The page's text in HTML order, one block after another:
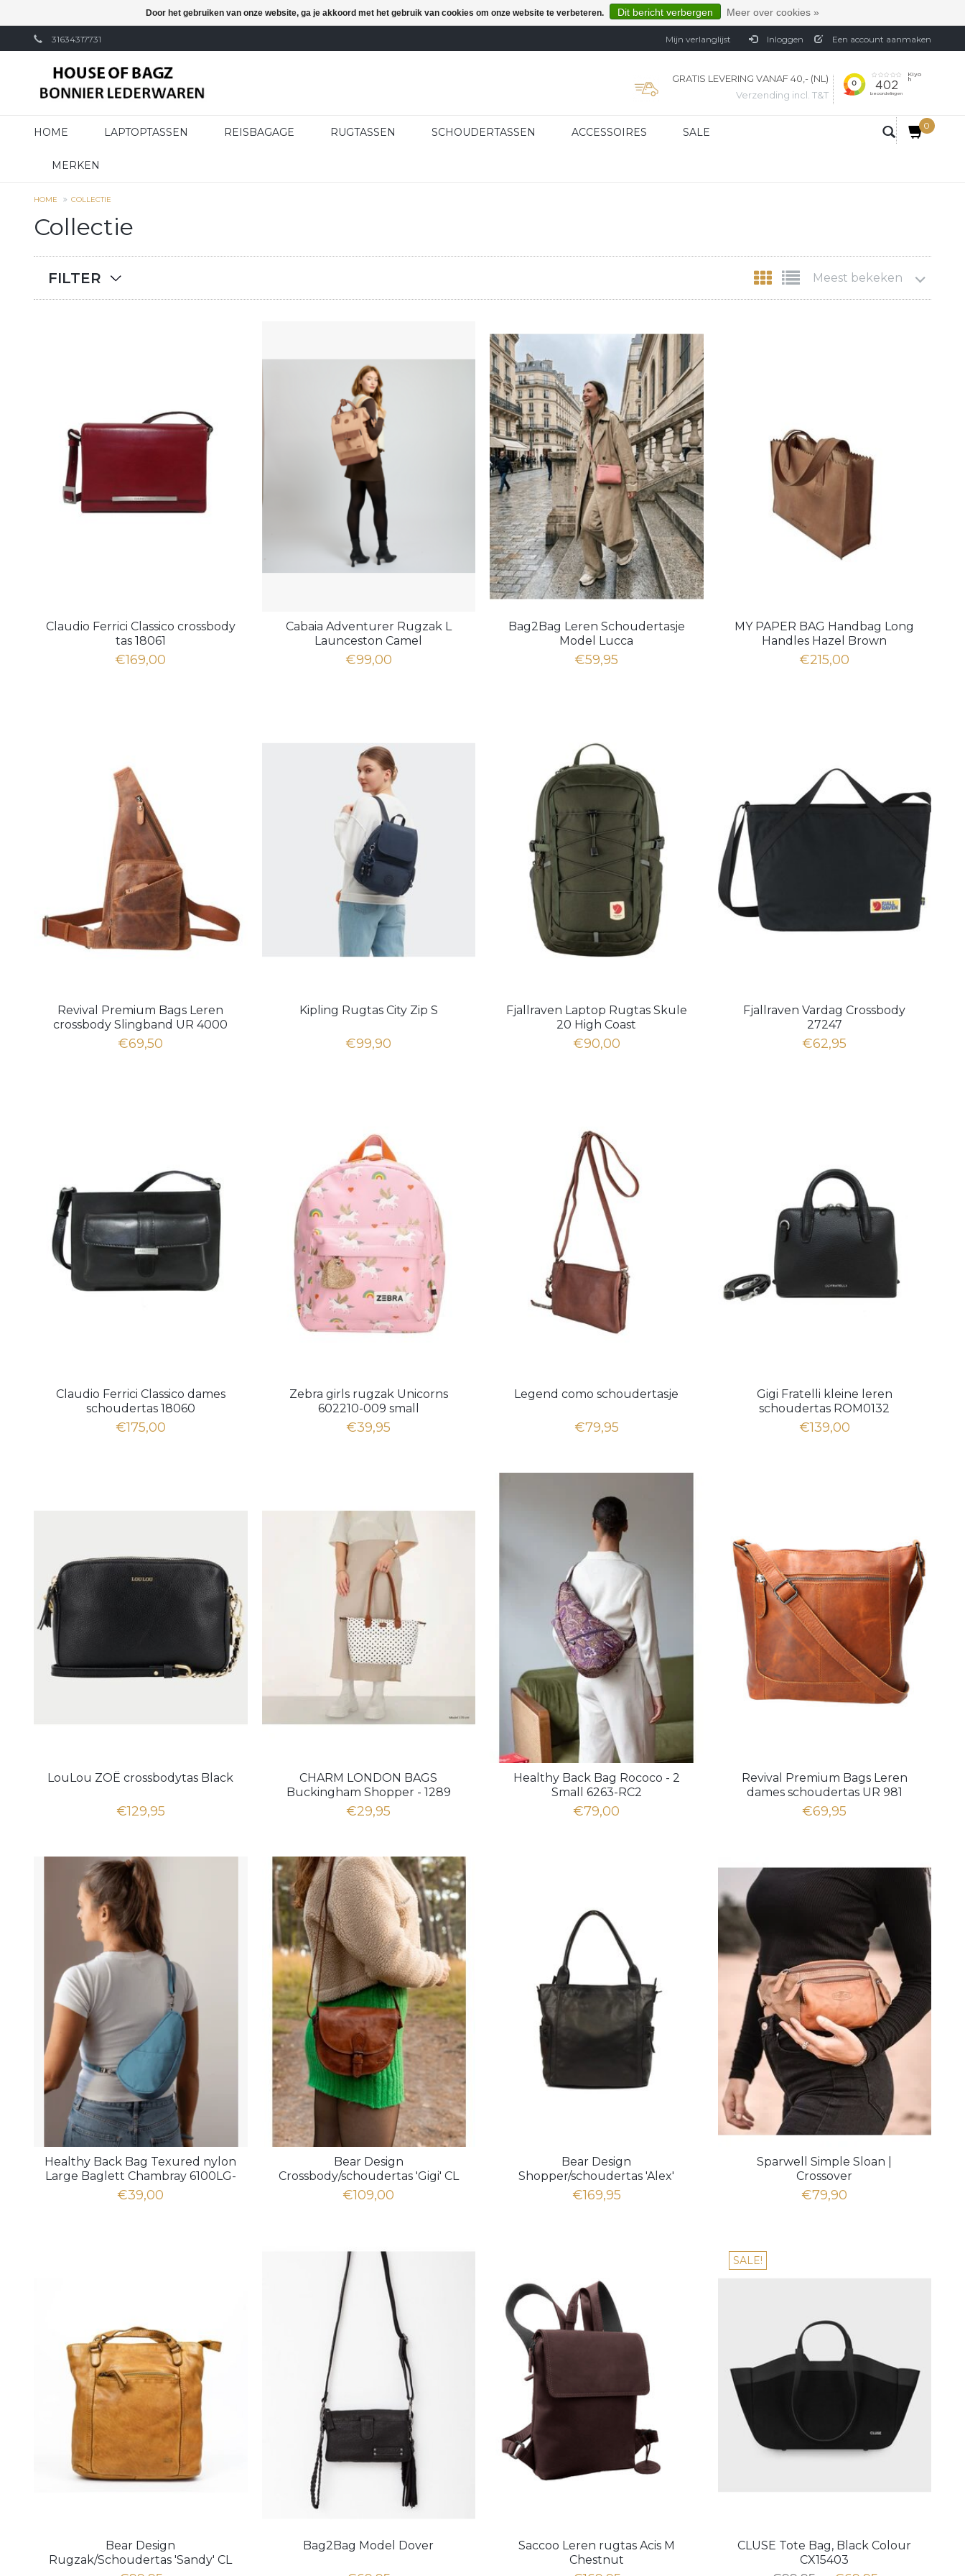
31634317731 Mijn verlanglijst Inloggen Een account aanmaken
GRATIS LEVERING VANAF 40,- (NL)
Verzending incl. T&T
HOME LAPTOPTASSEN REISBAGAGE RUGTASSEN SCHOUDERTASSEN ACCESSOIRES SALE
MERKEN
0
HOME COLLECTIE
Collectie
FILTER Meest bekeken
Claudio Ferrici Classico crossbody
tas 18061
€169,00
Cabaia Adventurer Rugzak L
Launceston Camel
€99,00
Bag2Bag Leren Schoudertasje
Model Lucca
€59,95
MY PAPER BAG Handbag Long
Handles Hazel Brown
€215,00
Revival Premium Bags Leren
crossbody Slingband UR 4000
Hunter Brown
€69,50
Kipling Rugtas City Zip S
€99,90
Fjallraven Laptop Rugtas Skule
20 High Coast
€90,00
Fjallraven Vardag Crossbody
27247
€62,95
Claudio Ferrici Classico dames
schoudertas 18060
€175,00
Zebra girls rugzak Unicorns
602210-009 small
€39,95
Legend como schoudertasje
€79,95
Gigi Fratelli kleine leren
schoudertas ROM0132
€139,00
LouLou ZOË crossbodytas Black
€129,95
CHARM LONDON BAGS
Buckingham Shopper - 1289
Dots wit zwart
€29,95
Healthy Back Bag Rococo - 2
Small 6263-RC2
€79,00
Revival Premium Bags Leren
dames schoudertas UR 981
Natural Brown
€69,95
Healthy Back Bag Texured nylon
Large Baglett Chambray 6100LG-
CM
€39,00
Bear Design
Crossbody/schoudertas 'Gigi' CL
41770
€109,00
Bear Design
Shopper/schoudertas 'Alex'
€169,95
Sparwell Simple Sloan |
Crossover
€79,90
Bear Design
Rugzak/Schoudertas 'Sandy' CL
Bag2Bag Model Dover
Saccoo Leren rugtas Acis M
Chestnut
SALE!
CLUSE Tote Bag, Black Colour
CX15403
Door het gebruiken van onze website, ga je akkoord met het gebruik van cookies om onze website te verbeteren. Dit bericht verbergen Meer over cookies »